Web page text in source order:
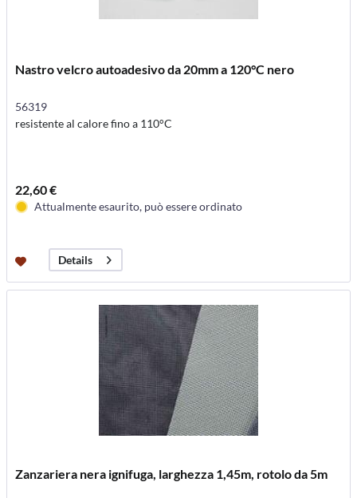
Nastro velcro autoadesivo da 20mm a 120°C nero
56319
resistente al calore fino a 110°C
22,60 €
Attualmente esaurito, può essere ordinato
Details
Zanzariera nera ignifuga, larghezza 1,45m, rotolo da 5m